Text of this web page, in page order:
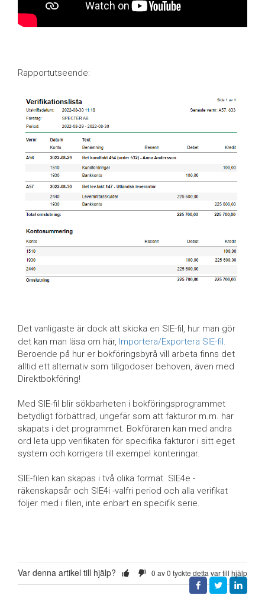
Rapportutseende:
Det vanligaste är dock att skicka en SIE-fil, hur man gör
det kan man läsa om här, Importera/Exportera SIE-fil.
Beroende på hur er bokföringsbyrå vill arbeta finns det
alltid ett alternativ som tillgodoser behoven, även med
Direktbokföring!
Med SIE-fil blir sökbarheten i bokföringsprogrammet
betydligt förbättrad, ungefär som att fakturor m.m. har
skapats i det programmet. Bokföraren kan med andra
ord leta upp verifikaten för specifika fakturor i sitt eget
system och korrigera till exempel konteringar.
SIE-filen kan skapas i två olika format. SIE4e -
räkenskapsår och SIE4i -valfri period och alla verifikat
följer med i filen, inte enbart en specifik serie.
Var denna artikel till hjälp? 0 av 0 tyckte detta var till hjälp